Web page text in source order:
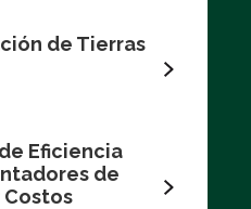
de Tierras
Eficiencia
de
Costos